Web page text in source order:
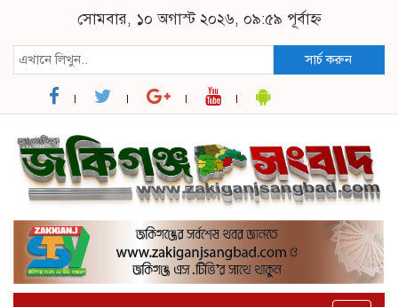
সোমবার, ১০ অগাস্ট ২০২৬, ০৯:৫৯ পূর্বাহ্ন
সার্চ করুন